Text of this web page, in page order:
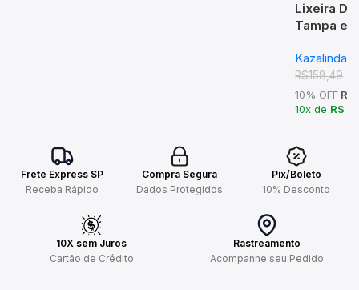
Lixeira
Tampa
Kazalinda
R$158,49
10% OFF R$
10x de R$
Frete Express SP
Receba Rápido
Compra Segura
Dados Protegidos
Pix/Boleto
10% Desconto
10X sem Juros
Cartão de Crédito
Rastreamento
Acompanhe seu Pedido